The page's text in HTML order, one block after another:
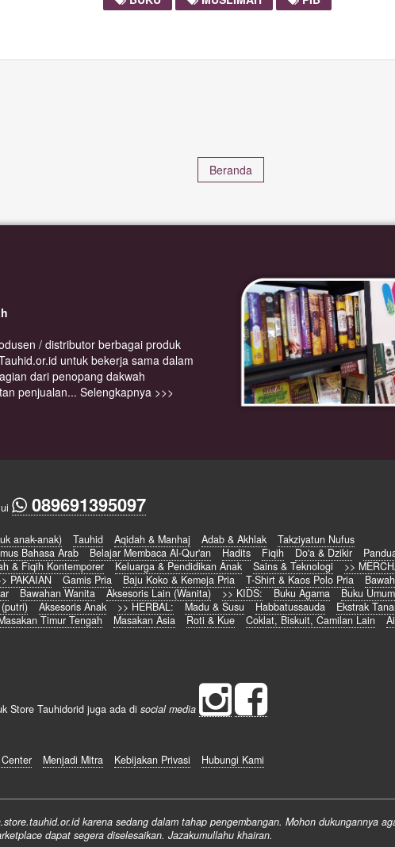
Beranda
untuk bekerja sama dalam
dari penopang dakwah
penjualan...Selengkapnya >>>
089691395097
anak-anak) Tauhid Aqidah & Manhaj Adab & Akhlak
Takziyatun Nufus
Bahasa Arab Belajar Membaca Al-Qur'an Hadits Fiqih Do'a & Dzikir
& Fiqih Kontemporer Keluarga & Pendidikan Anak Sains & Teknologi
>>
PAKAIAN Gamis Pria Baju Koko & Kemeja Pria T-Shirt & Kaos Polo Pria
Bawahan Wanita Aksesoris Lain (Wanita) >> KIDS: Buku Agama
Buku Umum
Aksesoris Anak >> HERBAL: Madu & Susu Habbatussauda
Ekstrak
Timur Tengah Masakan Asia Roti & Kue Coklat, Biskuit, Camilan Lain
Store Tauhidorid juga ada disocial media
Menjadi Mitra Kebijakan Privasi Hubungi Kami
karena sedang dalam tahap pengembangan. Mohon dukungannya
dapat segera diselesaikan. Jazakumullahu khairan.